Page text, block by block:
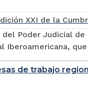
Poder Judicial
Iberoamericana, que
de trabajo